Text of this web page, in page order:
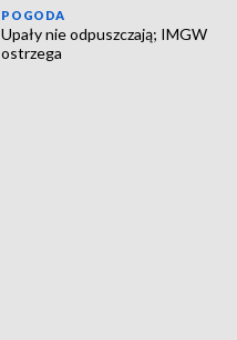
POGODA
Upały nie odpuszczają; IMGW
ostrzega